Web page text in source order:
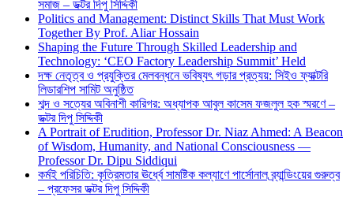
সমাজ – ডক্টর দিপু সিদ্দিকী
Politics and Management: Distinct Skills That Must Work
Together By Prof. Aliar Hossain
Shaping the Future Through Skilled Leadership and
Technology: ‘CEO Factory Leadership Summit’ Held
দক্ষ নেতৃত্ব ও প্রযুক্তির মেলবন্ধনে ভবিষ্যৎ গড়ার প্রত্যয়: সিইও ফ্যাক্টরি
লিডারশিপ সামিট অনুষ্ঠিত
শব্দ ও সত্যের অবিনাশী কারিগর: অধ্যাপক আবুল কাসেম ফজলুল হক স্মরণে –
ডক্টর দিপু সিদ্দিকী
A Portrait of Erudition, Professor Dr. Niaz Ahmed: A Beacon
of Wisdom, Humanity, and National Consciousness —
Professor Dr. Dipu Siddiqui
কর্মই পরিচিতি: কৃত্রিমতার ঊর্ধ্বে সামষ্টিক কল্যাণে পার্সোনাল ব্র্যান্ডিংয়ের গুরুত্ব
– প্রফেসর ডক্টর দিপু সিদ্দিকী